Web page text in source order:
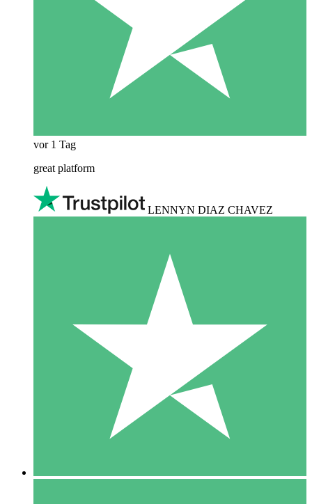
vor 1 Tag
great platform
LENNYN DIAZ CHAVEZ